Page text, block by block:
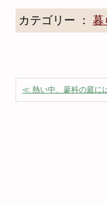
カテゴリー ： 暮
≪ 熱い中、蓼科の庭に